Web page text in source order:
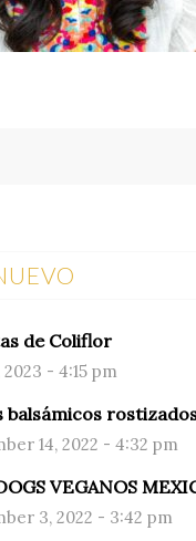
de Coliflor
2023 - 4:15 pm
balsámicos
14, 2022 - 4:32 pm
VEGANOS
3, 2022 - 3:42 pm